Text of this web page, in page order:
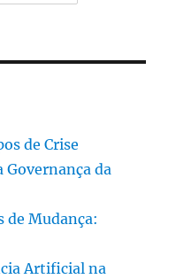
de Crise
Governança da
de Mudança:
Artificial na